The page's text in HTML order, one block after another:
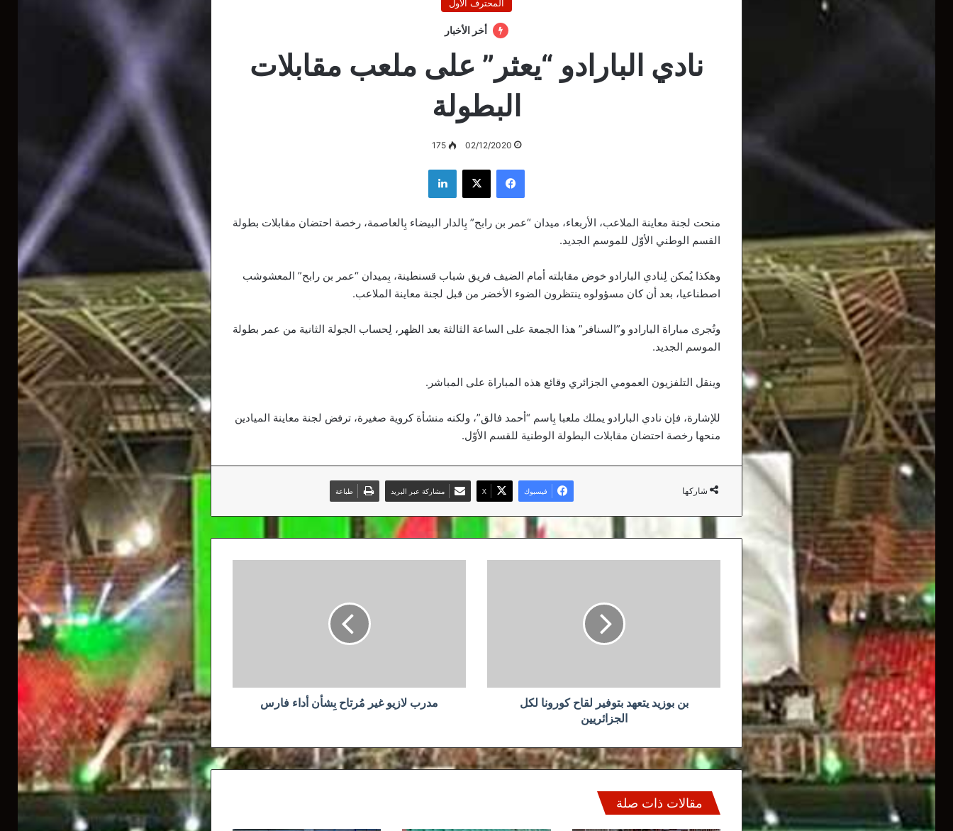
المحترف الأول
أخر الأخبار
نادي البارادو “يعثر” على ملعب مقابلات
البطولة
02/12/2020
175
فيسبوك ‫X لينكدإن
منحت لجنة معاينة الملاعب، الأربعاء، ميدان “عمر بن رابح” بِالدار البيضاء بِالعاصمة، رخصة احتضان مقابلات بطولة
القسم الوطني الأوّل للموسم الجديد.
وهكذا يُمكن لِنادي البارادو خوض مقابلته أمام الضيف فريق شباب قسنطينة، بِميدان “عمر بن رابح” المعشوشب
اصطناعيا، بعد أن كان مسؤولوه ينتظرون الضوء الأخضر من قبل لجنة معاينة الملاعب.
وتُجرى مباراة البارادو و”السنافر” هذا الجمعة على الساعة الثالثة بعد الظهر، لِحساب الجولة الثانية من عمر بطولة
الموسم الجديد.
وينقل التلفزيون العمومي الجزائري وقائع هذه المباراة على المباشر.
للإشارة، فإن نادي البارادو يملك ملعبا بِاسم “أحمد فالق”، ولكنه منشأة كروية صغيرة، ترفض لجنة معاينة الميادين
منحها رخصة احتضان مقابلات البطولة الوطنية للقسم الأوّل.
شاركها فيسبوك ‫X مشاركة عبر البريد طباعة
بن بوزيد يتعهد بتوفير لقاح كورونا لكل
الجزائريين
مدرب لازيو غير مُرتاح بِشأن أداء فارس
مقالات ذات صلة